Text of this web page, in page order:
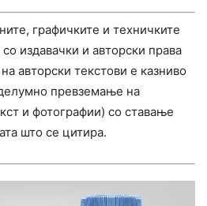
графичките и техничките
издавачки и авторски права
авторски текстови е казниво
превземање на
и фотографии) со ставање
што се цитира.